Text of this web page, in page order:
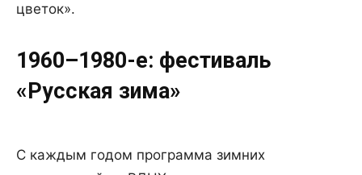
цветок».
1960–1980-е: фестиваль
«Русская зима»
С каждым годом программа зимних